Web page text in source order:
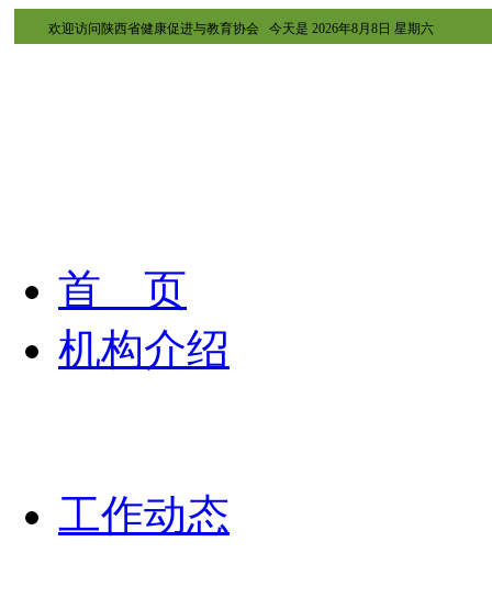
欢迎访问陕西省健康促进与教育协会 今天是 2026年8月8日 星期六
首 页
机构介绍
工作动态